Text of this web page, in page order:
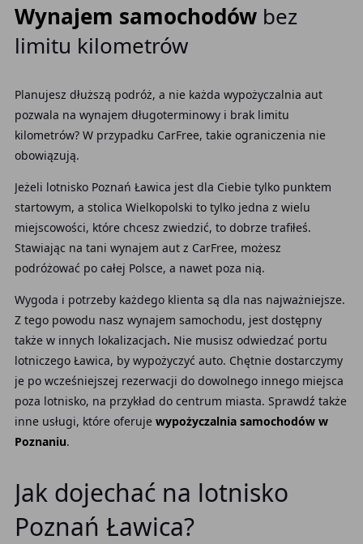
Wynajem samochodówbez
limitu kilometrów
Planujesz dłuższą podróż, a nie każda wypożyczalnia aut
pozwala na wynajem długoterminowy i brak limitu
kilometrów? W przypadku CarFree, takie ograniczenia nie
obowiązują.
Jeżeli lotnisko Poznań Ławica jest dla Ciebie tylko punktem
startowym, a stolica Wielkopolski to tylko jedna z wielu
miejscowości, które chcesz zwiedzić, to dobrze trafiłeś.
Stawiając na tani wynajem aut z CarFree, możesz
podróżować po całej Polsce, a nawet poza nią.
Wygoda i potrzeby każdego klienta są dla nas najważniejsze.
Z tego powodu nasz wynajem samochodu, jest dostępny
także w innych lokalizacjach. Nie musisz odwiedzać portu
lotniczego Ławica, by wypożyczyć auto. Chętnie dostarczymy
je po wcześniejszej rezerwacji do dowolnego innego miejsca
poza lotnisko, na przykład do centrum miasta. Sprawdź także
inne usługi, które oferuje wypożyczalnia samochodów w
Poznaniu.
Jak dojechać na lotnisko
Poznań Ławica?